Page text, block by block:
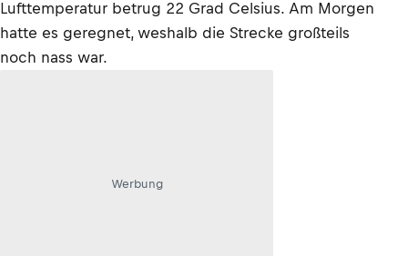
Lufttemperatur betrug 22 Grad Celsius. Am Morgen
hatte es geregnet, weshalb die Strecke großteils
noch nass war.
Werbung